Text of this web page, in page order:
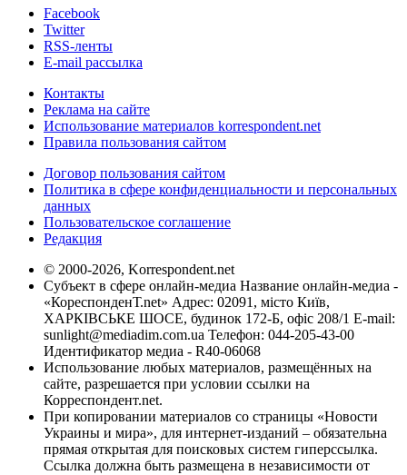
Facebook
Twitter
RSS-ленты
E-mail рассылка
Контакты
Реклама на сайте
Использование материалов korrespondent.net
Правила пользования сайтом
Договор пользования сайтом
Политика в сфере конфиденциальности и персональных
данных
Пользовательское соглашение
Редакция
© 2000-2026, Korrespondent.net
Субъект в сфере онлайн-медиа Название онлайн-медиа -
«КореспонденТ.net» Адрес: 02091, місто Київ,
ХАРКІВСЬКЕ ШОСЕ, будинок 172-Б, офіс 208/1 E-mail:
sunlight@mediadim.com.ua Телефон: 044-205-43-00
Идентификатор медиа - R40-06068
Использование любых материалов, размещённых на
сайте, разрешается при условии ссылки на
Корреспондент.net.
При копировании материалов со страницы «Новости
Украины и мира», для интернет-изданий – обязательна
прямая открытая для поисковых систем гиперссылка.
Ссылка должна быть размещена в независимости от